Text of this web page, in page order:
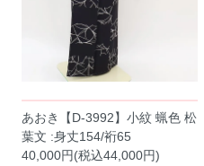
あおき【D-3992】小紋 蝋色 松
葉文 :身丈154/裄65
40,000円(税込44,000円)